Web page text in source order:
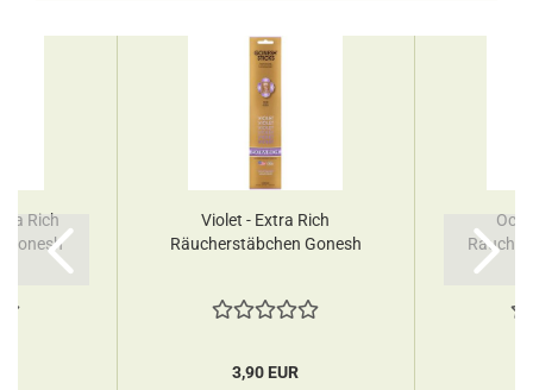
Rich
Gonesh
Violet - Extra Rich
Räucherstäbchen Gonesh
3,90 EUR